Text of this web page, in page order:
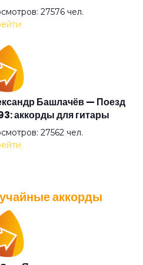
"Д"
себя сорвать
судьбы
певица
27576 чел.
Башлачёв — Поезд
аккорды для гитары
27562 чел.
— Плохо танцевать: аккорды
26039 чел.
аккорды